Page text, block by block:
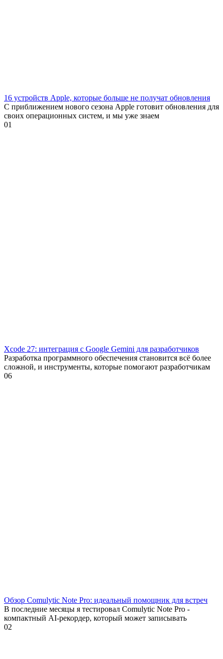
16 устройств Apple, которые больше не получат обновления
С приближением нового сезона Apple готовит обновления для
своих операционных систем, и мы уже знаем
01
Xcode 27: интеграция с Google Gemini для разработчиков
Разработка программного обеспечения становится всё более
сложной, и инструменты, которые помогают разработчикам
06
Обзор Comulytic Note Pro: идеальный помощник для встреч
В последние месяцы я тестировал Comulytic Note Pro -
компактный AI-рекордер, который может записывать
02